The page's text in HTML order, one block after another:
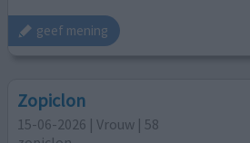
geef mening
Zopiclon
15-06-2026 | Vrouw | 58